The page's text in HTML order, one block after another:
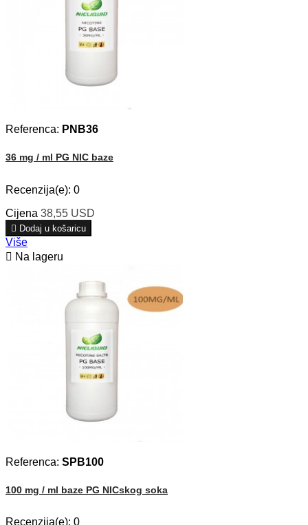
Referenca: PNB36
36 mg / ml PG NIC baze
Recenzija(e): 0
Cijena 38,55 USD
 Dodaj u košaricu
Više
 Na lageru
Referenca: SPB100
100 mg / ml baze PG NICskog soka
Recenzija(e): 0